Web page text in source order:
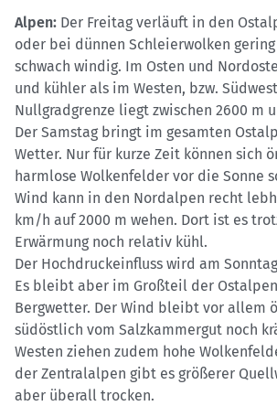
Alpen: Der Freitag verläuft in den
oder bei dünnen Schleierwolken
schwach windig. Im Osten und
und kühler als im Westen, bzw.
Nullgradgrenze liegt zwischen 2600 m
Der Samstag bringt im gesamten
Wetter. Nur für kurze Zeit können sich
harmlose Wolkenfelder vor die Sonne
Wind kann in den Nordalpen recht
km/h auf 2000 m wehen. Dort ist es
Erwärmung noch relativ kühl.
Der Hochdruckeinfluss wird am
Es bleibt aber im Großteil der
Bergwetter. Der Wind bleibt vor allem
südöstlich vom Salzkammergut noch
Westen ziehen zudem hohe
der Zentralalpen gibt es größerer
aber überall trocken.